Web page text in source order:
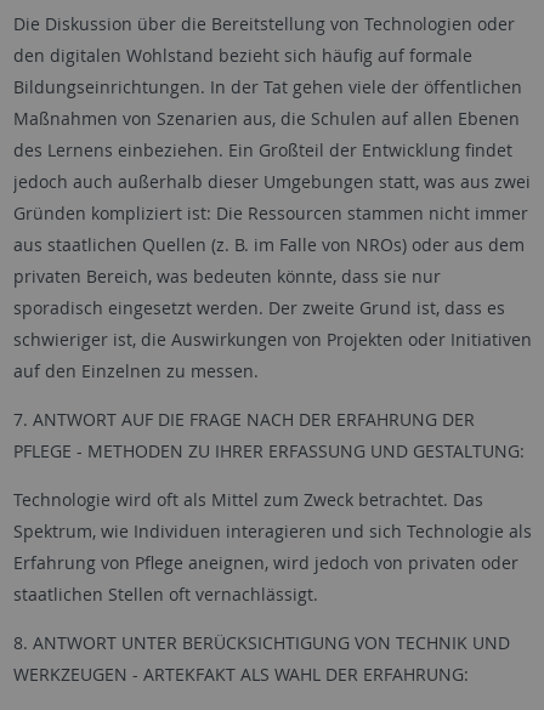
Die Diskussion über die Bereitstellung von Technologien oder
den digitalen Wohlstand bezieht sich häufig auf formale
Bildungseinrichtungen. In der Tat gehen viele der öffentlichen
Maßnahmen von Szenarien aus, die Schulen auf allen Ebenen
des Lernens einbeziehen. Ein Großteil der Entwicklung findet
jedoch auch außerhalb dieser Umgebungen statt, was aus zwei
Gründen kompliziert ist: Die Ressourcen stammen nicht immer
aus staatlichen Quellen (z. B. im Falle von NROs) oder aus dem
privaten Bereich, was bedeuten könnte, dass sie nur
sporadisch eingesetzt werden. Der zweite Grund ist, dass es
schwieriger ist, die Auswirkungen von Projekten oder Initiativen
auf den Einzelnen zu messen.
7. ANTWORT AUF DIE FRAGE NACH DER ERFAHRUNG DER
PFLEGE - METHODEN ZU IHRER ERFASSUNG UND GESTALTUNG:
Technologie wird oft als Mittel zum Zweck betrachtet. Das
Spektrum, wie Individuen interagieren und sich Technologie als
Erfahrung von Pflege aneignen, wird jedoch von privaten oder
staatlichen Stellen oft vernachlässigt.
8. ANTWORT UNTER BERÜCKSICHTIGUNG VON TECHNIK UND
WERKZEUGEN - ARTEKFAKT ALS WAHL DER ERFAHRUNG: